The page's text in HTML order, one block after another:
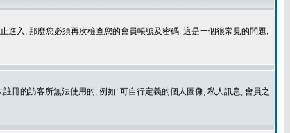
進入, 那麼您必須再次檢查您的會員帳號及密碼. 這是一個很常見的問題,
冊的訪客所無法使用的, 例如: 可自行定義的個人圖像, 私人訊息, 會員之